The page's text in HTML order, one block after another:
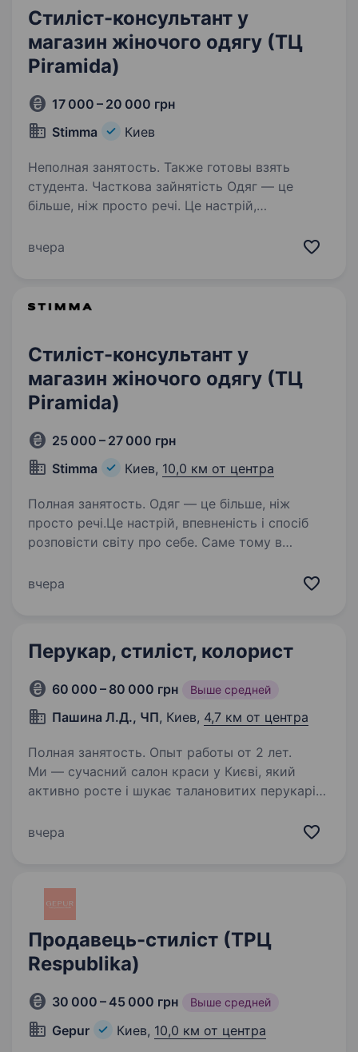
Стиліст-консультант у
магазин жіночого одягу (ТЦ
Piramida)
17 000 – 20 000 грн
Stimma
Киев
Неполная занятость. Также готовы взять
студента. Часткова зайнятість Одяг — це
більше, ніж просто речі. Це настрій,
Саме тому в STIMMA ми шукаємо не просто
вчера
Стиліст-консультант у
магазин жіночого одягу (ТЦ
Piramida)
25 000 – 27 000 грн
Stimma
Киев, 10,0 км от центра
Полная занятость. Одяг — це більше, ніж
просто речі.Це настрій, впевненість і спосіб
розповісти світу про себе. Саме тому в
а людину, яка вміє бачити більше, ніж просто
вчера
Перукар, стиліст, колорист
60 000 – 80 000 грн Выше средней
Пашина Л.Д., ЧП, Киев, 4,7 км от центра
Полная занятость. Опыт работы от 2 лет.
Ми — сучасний салон краси у Києві, який
активно росте і шукає талановитих перукарів,
красу та дарувати клієнтам впевненість у собі.
вчера
Продавець-стиліст (ТРЦ
Respublika)
30 000 – 45 000 грн Выше средней
Gepur Киев, 10,0 км от центра